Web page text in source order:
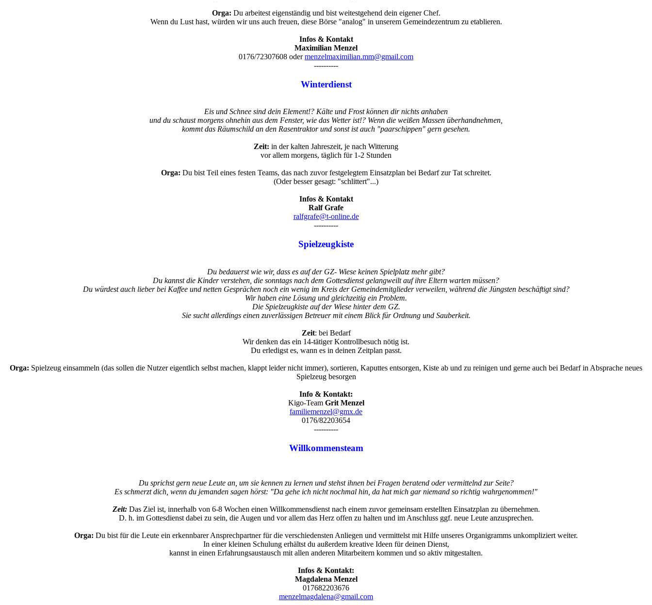
Orga: Du arbeitest eigenständig und bist weitestgehend dein eigener Chef.
Wenn du Lust hast, würden wir uns auch freuen, diese Börse "analog" in unserem Gemeindezentrum zu etablieren.
Infos & Kontakt
Maximilian Menzel
0176/72307608 odermenzelmaximilian.mm@gmail.com
----------
Winterdienst
Eis und Schnee sind dein Element!? Kälte und Frost können dir nichts anhaben
und du schaust morgens ohnehin aus dem Fenster, wie das Wetter ist!? Wenn die weißen Massen überhandnehmen,
kommt das Räumschild an den Rasentraktor und sonst ist auch "paarschippen" gern gesehen.
Zeit: in der kalten Jahreszeit, je nach Witterung
vor allem morgens, täglich für 1-2 Stunden
Orga: Du bist Teil eines festen Teams, das nach zuvor festgelegtem Einsatzplan bei Bedarf zur Tat schreitet.
(Oder besser gesagt: "schlittert"...)
Infos & Kontakt
Ralf Grafe
ralfgrafe@t-online.de
----------
Spielzeugkiste
Du bedauerst wie wir, dass es auf der GZ- Wiese keinen Spielplatz mehr gibt?
Du kannst die Kinder verstehen, die sonntags nach dem Gottesdienst gelangweilt auf ihre Eltern warten müssen?
Du würdest auch lieber bei Kaffee und netten Gesprächen noch ein wenig im Kreis der Gemeindemitglieder verweilen, während die Jüngsten beschäftigt sind?
Wir haben eine Lösung und gleichzeitig ein Problem.
Die Spielzeugkiste auf der Wiese hinter dem GZ.
Sie sucht allerdings einen zuverlässigen Betreuer mit einem Blick für Ordnung und Sauberkeit.
Zeit: bei Bedarf
Wir denken das ein 14-tätiger Kontrollbesuch nötig ist.
Du erledigst es, wann es in deinen Zeitplan passt.
Orga: Spielzeug einsammeln (das sollen die Nutzer eigentlich selbst machen, klappt leider nicht immer), sortieren, Kaputtes entsorgen, Kiste ab und zu reinigen und gerne auch bei Bedarf in Absprache neues
Spielzeug besorgen
Info & Kontakt:
Kigo-Team Grit Menzel
familiemenzel@gmx.de
0176/82203654
----------
Willkommensteam
Du sprichst gern neue Leute an, um sie kennen zu lernen und stehst ihnen bei Fragen beratend oder vermittelnd zur Seite?
Es schmerzt dich, wenn du jemanden sagen hörst: "Da gehe ich nicht nochmal hin, da hat mich gar niemand so richtig wahrgenommen!"
Zeit: Das Ziel ist, innerhalb von 6-8 Wochen einen Willkommensdienst nach einem zuvor gemeinsam erstellten Einsatzplan zu übernehmen.
D. h. im Gottesdienst dabei zu sein, die Augen und vor allem das Herz offen zu halten und im Anschluss ggf. neue Leute anzusprechen.
Orga: Du bist für die Leute ein erkennbarer Ansprechpartner für die verschiedensten Anliegen und vermittelst mit Hilfe unseres Organigramms unkompliziert weiter.
In einer kleinen Schulung erhältst du außerdem kreative Ideen für deinen Dienst,
kannst in einen Erfahrungsaustausch mit allen anderen Mitarbeitern kommen und so aktiv mitgestalten.
Infos & Kontakt:
Magdalena Menzel
017682203676
menzelmagdalena@gmail.com